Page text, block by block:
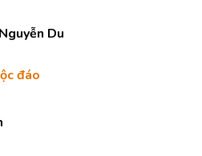
Du
đáo